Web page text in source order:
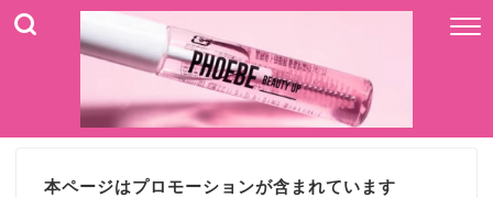
本ページはプロモーションが含まれています